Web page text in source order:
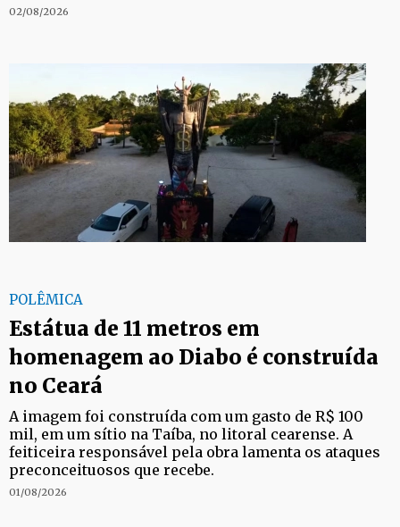
02/08/2026
POLÊMICA
Estátua de 11 metros em
homenagem ao Diabo é construída
no Ceará
A imagem foi construída com um gasto de R$ 100
mil, em um sítio na Taíba, no litoral cearense. A
feiticeira responsável pela obra lamenta os ataques
preconceituosos que recebe.
01/08/2026